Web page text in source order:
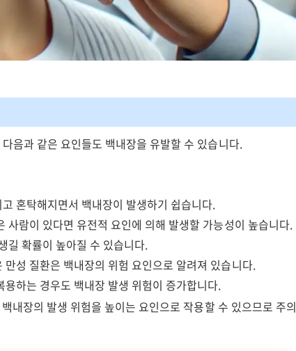
음과 같은 요인들도 백내장을 유발할 수 있습니다.
혼탁해지면서 백내장이 발생하기 쉽습니다.
사람이 있다면 유전적 요인에 의해 발생할 가능성이 높습니다.
길 확률이 높아질 수 있습니다.
성 질환은 백내장의 위험 요인으로 알려져 있습니다.
하는 경우도 백내장 발생 위험이 증가합니다.
내장의 발생 위험을 높이는 요인으로 작용할 수 있으므로 주의